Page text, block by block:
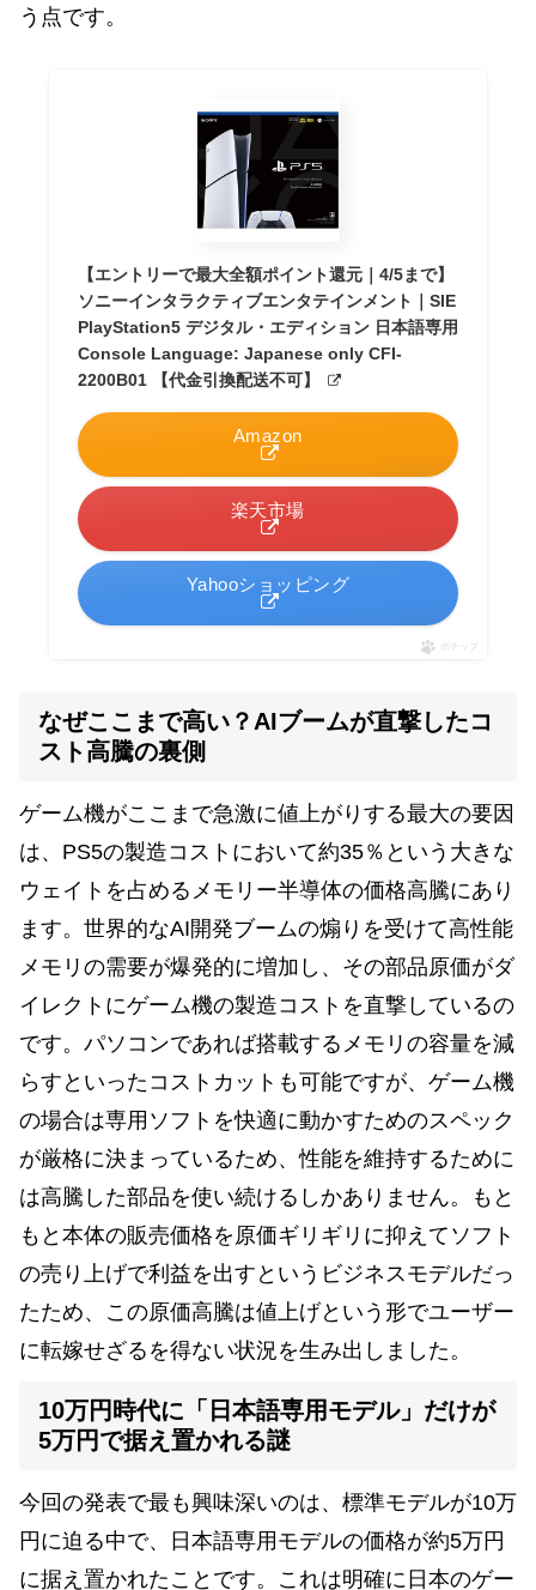
う点です。
【エントリーで最大全額ポイント還元｜4/5まで】
ソニーインタラクティブエンタテインメント｜SIE
PlayStation5 デジタル・エディション 日本語専用
Console Language: Japanese only CFI-
2200B01 【代金引換配送不可】
Amazon
楽天市場
Yahooショッピング
ポチップ
なぜここまで高い？AIブームが直撃したコ
スト高騰の裏側
ゲーム機がここまで急激に値上がりする最大の要因
は、PS5の製造コストにおいて約35％という大きな
ウェイトを占めるメモリー半導体の価格高騰にあり
ます。世界的なAI開発ブームの煽りを受けて高性能
メモリの需要が爆発的に増加し、その部品原価がダ
イレクトにゲーム機の製造コストを直撃しているの
です。パソコンであれば搭載するメモリの容量を減
らすといったコストカットも可能ですが、ゲーム機
の場合は専用ソフトを快適に動かすためのスペック
が厳格に決まっているため、性能を維持するために
は高騰した部品を使い続けるしかありません。もと
もと本体の販売価格を原価ギリギリに抑えてソフト
の売り上げで利益を出すというビジネスモデルだっ
たため、この原価高騰は値上げという形でユーザー
に転嫁せざるを得ない状況を生み出しました。
10万円時代に「日本語専用モデル」だけが
5万円で据え置かれる謎
今回の発表で最も興味深いのは、標準モデルが10万
円に迫る中で、日本語専用モデルの価格が約5万円
に据え置かれたことです。これは明確に日本のゲー